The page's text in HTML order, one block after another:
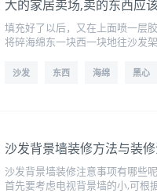
大的家居卖场,卖的东西应
填充好了以后，又在上面喷一层
将碎海绵东一块西一块地往沙发
沙发 东西 海绵 黑心
沙发背景墙装修方法与装
沙发背景墙装修注意事项有哪些
首先要考虑电视背景墙的小,可根